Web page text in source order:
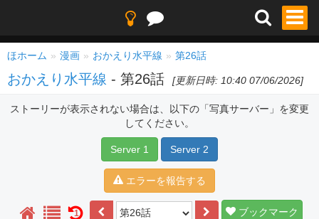
ほホーム 漫画 おかえり水平線 第26話
おかえり水平線 - 第26話 [更新日時: 10:40 07/06/2026]
ストーリーが表示されない場合は、以下の「写真サーバー」を変更
してください。
Server 1 Server 2
エラーを報告する
1 ブックマーク